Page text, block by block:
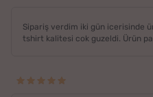
Sipariş verdim iki gün icerisinde
tshirt kalitesi cok guzeldi. Ürün